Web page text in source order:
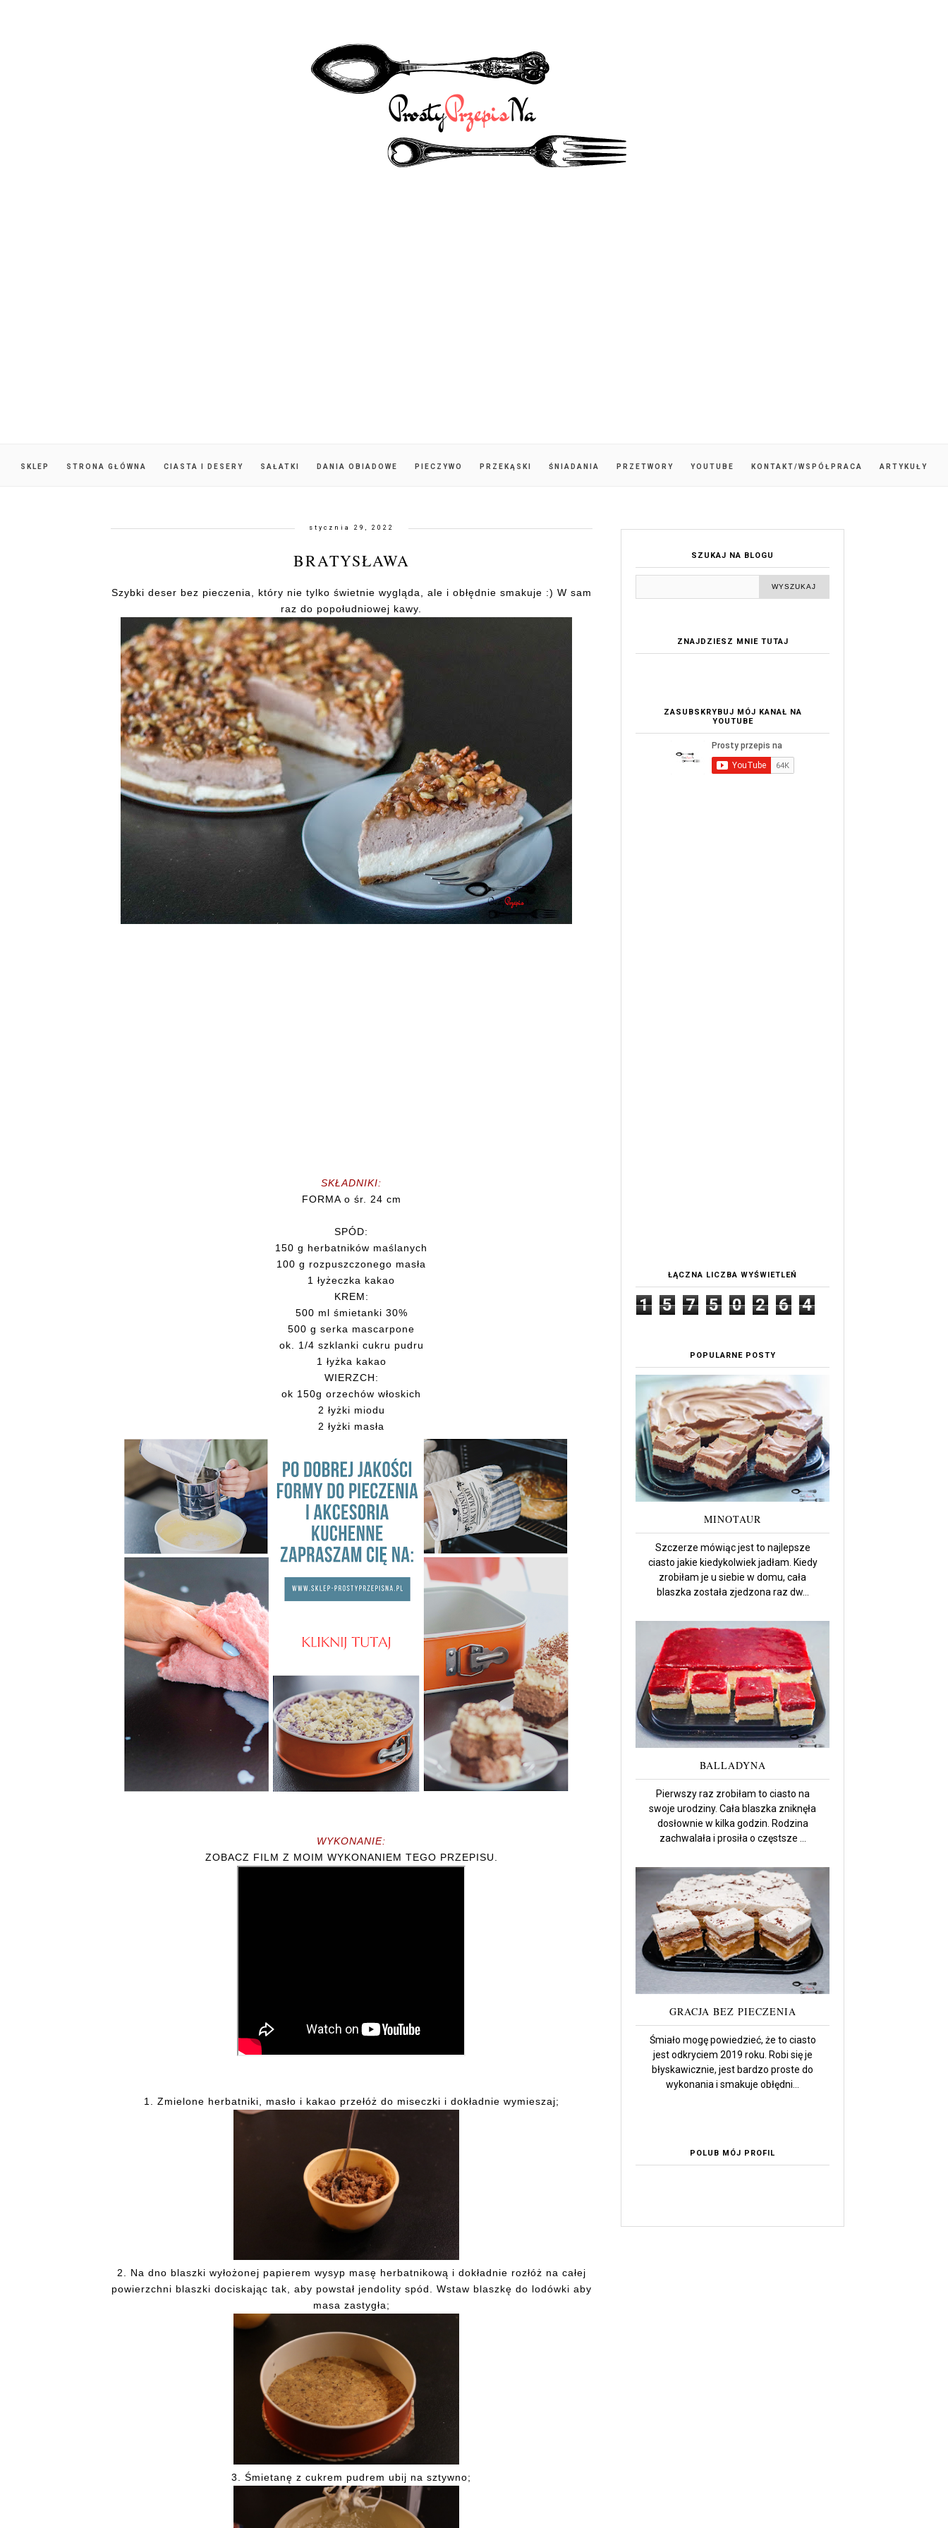
SKLEP STRONA GŁÓWNA CIASTA I DESERY SAŁATKI DANIA OBIADOWE PIECZYWO PRZEKĄSKI ŚNIADANIA PRZETWORY YOUTUBE KONTAKT/WSPÓŁPRACA ARTYKUŁY
stycznia 29, 2022
BRATYSŁAWA
Szybki deser bez pieczenia, który nie tylko świetnie wygląda, ale i obłędnie smakuje :) W sam
raz do popołudniowej kawy.
SKŁADNIKI:
FORMA o śr. 24 cm
SPÓD:
150 g herbatników maślanych
100 g rozpuszczonego masła
1 łyżeczka kakao
KREM:
500 ml śmietanki 30%
500 g serka mascarpone
ok. 1/4 szklanki cukru pudru
1 łyżka kakao
WIERZCH:
ok 150g orzechów włoskich
2 łyżki miodu
2 łyżki masła
WYKONANIE:
ZOBACZ FILM Z MOIM WYKONANIEM TEGO PRZEPISU.
1. Zmielone herbatniki, masło i kakao przełóż do miseczki i dokładnie wymieszaj;
2. Na dno blaszki wyłożonej papierem wysyp masę herbatnikową i dokładnie rozłóż na całej
powierzchni blaszki dociskając tak, aby powstał jendolity spód. Wstaw blaszkę do lodówki aby
masa zastygła;
3.Śmietanę z cukrem pudrem ubij na sztywno;
SZUKAJ NA BLOGU
ZNAJDZIESZ MNIE TUTAJ
ZASUBSKRYBUJ MÓJ KANAŁ NA
YOUTUBE
ŁĄCZNA LICZBA WYŚWIETLEŃ
1 5 7 5 0 2 6 4
POPULARNE POSTY
MINOTAUR
Szczerze mówiąc jest to najlepsze
ciasto jakie kiedykolwiek jadłam. Kiedy
zrobiłam je u siebie w domu, cała
blaszka została zjedzona raz dw...
BALLADYNA
Pierwszy raz zrobiłam to ciasto na
swoje urodziny. Cała blaszka zniknęła
dosłownie w kilka godzin. Rodzina
zachwalała i prosiła o częstsze ...
GRACJA BEZ PIECZENIA
Śmiało mogę powiedzieć, że to ciasto
jest odkryciem 2019 roku. Robi się je
błyskawicznie, jest bardzo proste do
wykonania i smakuje obłędni...
POLUB MÓJ PROFIL